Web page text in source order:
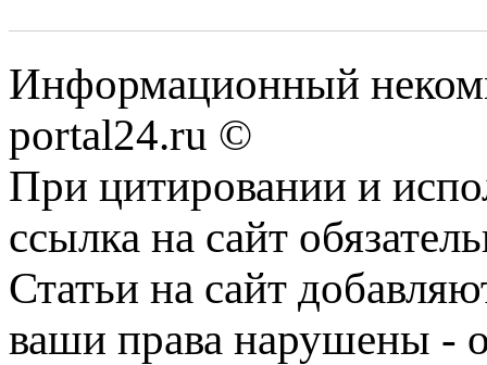
Информационный
portal24.ru ©
При цитировании и
ссылка на сайт
Статьи на сайт
ваши права нарушены -